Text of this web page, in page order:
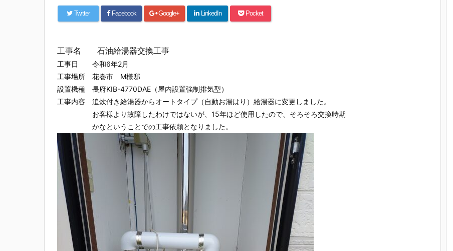
Twitter Facebook Google+ LinkedIn Pocket
工事名 石油給湯器交換工事
工事日 令和6年2月
工事場所 花巻市 M様邸
設置機種 長府KIB-4770DAE（屋内設置強制排気型）
工事内容 追炊付き給湯器からオートタイプ（自動お湯はり） 給湯器に変更しました。
お客様より故障したわけではないが、15年ほど使用したので、 そろそろ交換時期
かなということでの工事依頼となりました。